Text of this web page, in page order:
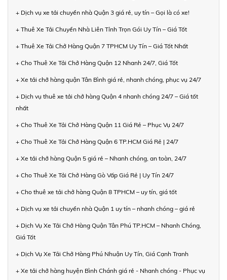
+ Dịch vụ xe tải chuyển nhà Quận 3 giá rẻ, uy tín – Gọi là có xe!
+ Thuê Xe Tải Chuyển Nhà Liên Tỉnh Trọn Gói Uy Tín – Giá Tốt
+ Thuê Xe Tải Chở Hàng Quận 7 TPHCM Uy Tín – Giá Tốt Nhất
+ Cho Thuê Xe Tải Chở Hàng Quận 12 Nhanh 24/7, Giá Tốt
+ Xe tải chở hàng quận Tân Bình giá rẻ, nhanh chóng, phục vụ 24/7
+ Dịch vụ thuê xe tải chở hàng Quận 4 nhanh chóng 24/7 – Giá tốt
nhất
+ Cho Thuê Xe Tải Chở Hàng Quận 11 Giá Rẻ – Phục Vụ 24/7
+ Cho Thuê Xe Tải Chở Hàng Quận 6 TP.HCM Giá Rẻ | 24/7
+ Xe tải chở hàng Quận 5 giá rẻ – Nhanh chóng, an toàn, 24/7
+ Cho Thuê Xe Tải Chở Hàng Gò Vấp Giá Rẻ | Uy Tín 24/7
+ Cho thuê xe tải chở hàng Quận 8 TPHCM – uy tín, giá tốt
+ Dịch vụ xe tải chuyển nhà Quận 1 uy tín – nhanh chóng – giá rẻ
+ Dịch Vụ Xe Tải Chở Hàng Quận Tân Phú TP.HCM – Nhanh Chóng,
Giá Tốt
+ Dịch Vụ Xe Tải Chở Hàng Phú Nhuận Uy Tín, Giá Cạnh Tranh
+ Xe tải chở hàng huyện Bình Chánh giá rẻ - Nhanh chóng - Phục vụ